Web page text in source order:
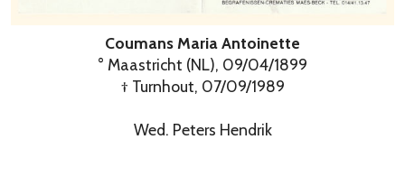
Coumans Maria Antoinette
° Maastricht (NL), 09/04/1899
† Turnhout, 07/09/1989
Wed. Peters Hendrik